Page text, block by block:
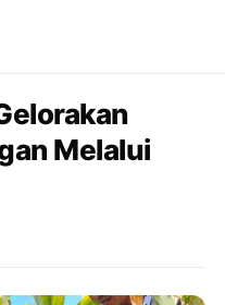
Melalui